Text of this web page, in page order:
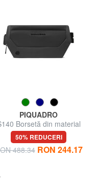
PIQUADRO
Borsetă din material
reciclat
50% REDUCERI
488.34 RON 244.17